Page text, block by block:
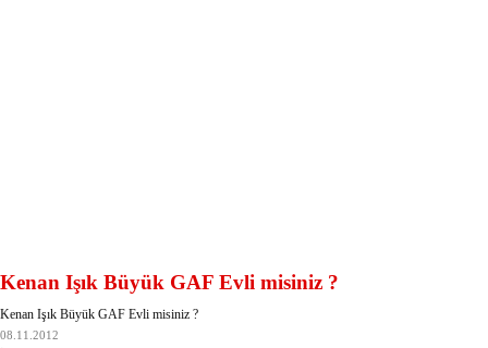
Kenan Işık Büyük GAF Evli misiniz ?
Kenan Işık Büyük GAF Evli misiniz ?
08.11.2012